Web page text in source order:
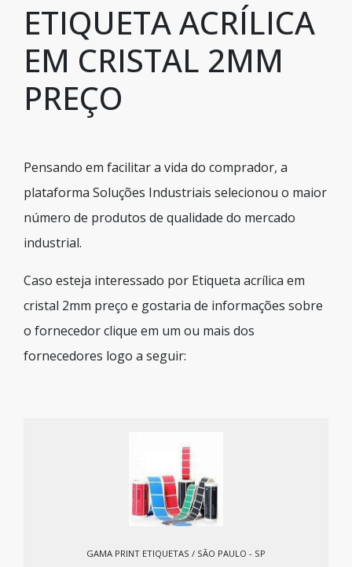
ETIQUETA ACRÍLICA
EM CRISTAL 2MM
PREÇO
Pensando em facilitar a vida do comprador, a
plataforma Soluções Industriais selecionou o maior
número de produtos de qualidade do mercado
industrial.
Caso esteja interessado por Etiqueta acrílica em
cristal 2mm preço e gostaria de informações sobre
o fornecedor clique em um ou mais dos
fornecedores logo a seguir:
GAMA PRINT ETIQUETAS / SÃO PAULO - SP